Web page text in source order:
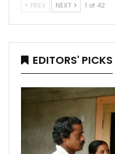
PREV NEXT 1 of 42
EDITORS' PICKS